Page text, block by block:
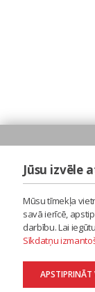
Jūsu izvēle
Mūsu tīmekļa
savā ierīcē,
darbību. Lai
Sīkdatņu
APSTIPRINĀT